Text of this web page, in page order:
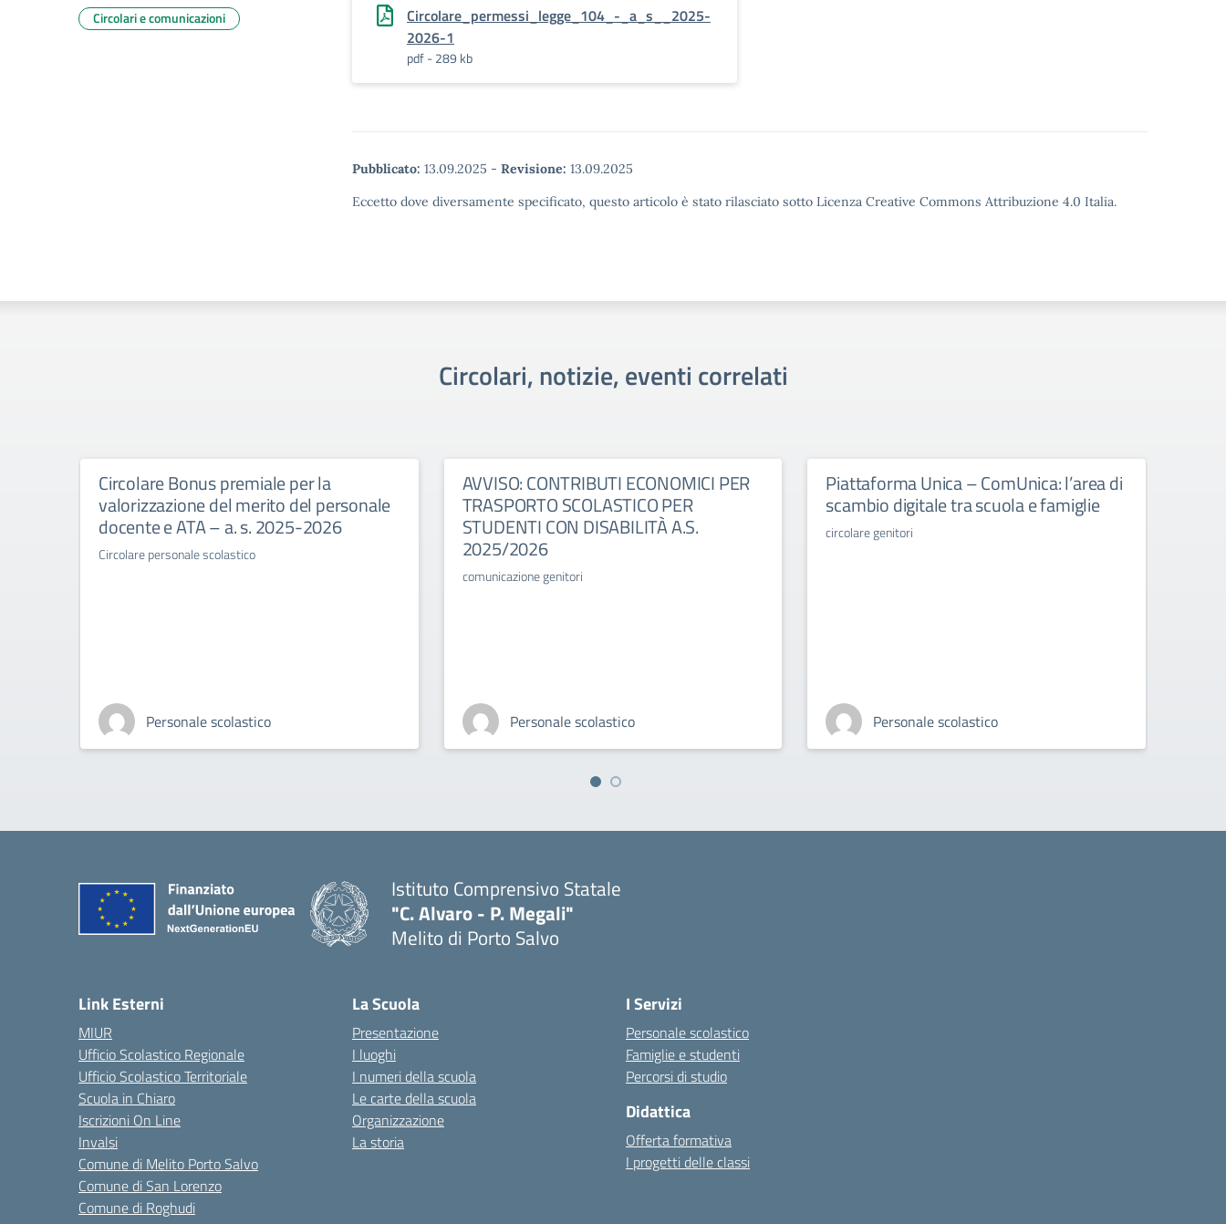
Circolare_permessi_legge_104_-_a_s__2025-
2026-1
pdf - 289 kb
Pubblicato: 13.09.2025 - Revisione: 13.09.2025
Eccetto dove diversamente specificato, questo articolo è stato rilasciato sotto Licenza Creative Commons Attribuzione 4.0 Italia.
Circolari e comunicazioni
Circolari, notizie, eventi correlati
Circolare Bonus premiale per la
valorizzazione del merito del personale
docente e ATA – a. s. 2025-2026
Circolare personale scolastico
Personale scolastico
AVVISO: CONTRIBUTI ECONOMICI PER
TRASPORTO SCOLASTICO PER
STUDENTI CON DISABILITÀ A.S.
2025/2026
comunicazione genitori
Personale scolastico
Piattaforma Unica – ComUnica: l’area di
scambio digitale tra scuola e famiglie
circolare genitori
Personale scolastico
Istituto Comprensivo Statale
"C. Alvaro - P. Megali"
Melito di Porto Salvo
Link Esterni
MIUR
Ufficio Scolastico Regionale
Ufficio Scolastico Territoriale
Scuola in Chiaro
Iscrizioni On Line
Invalsi
Comune di Melito Porto Salvo
Comune di San Lorenzo
Comune di Roghudi
La Scuola
Presentazione
I luoghi
I numeri della scuola
Le carte della scuola
Organizzazione
La storia
I Servizi
Personale scolastico
Famiglie e studenti
Percorsi di studio
Didattica
Offerta formativa
I progetti delle classi